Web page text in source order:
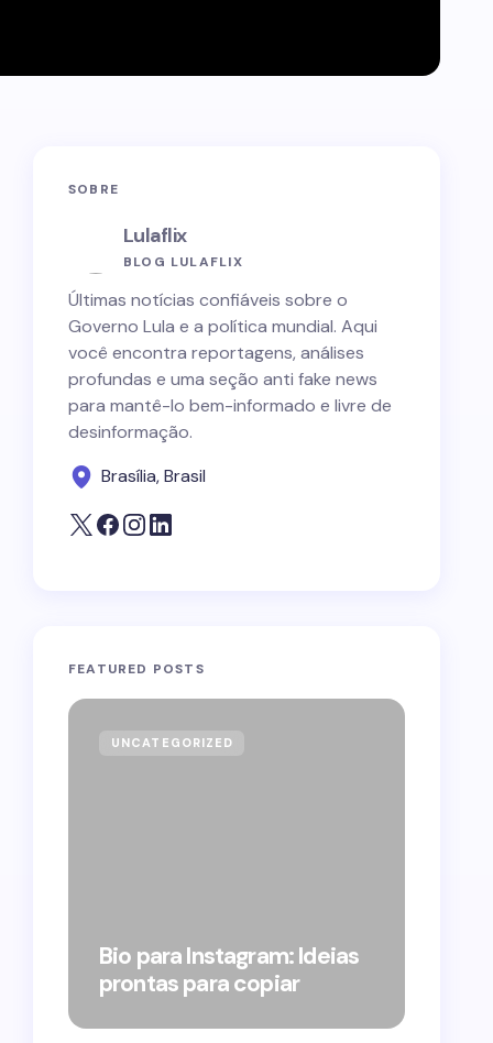
SOBRE
Lulaflix
BLOG LULAFLIX
Últimas notícias confiáveis sobre o
Governo Lula e a política mundial. Aqui
você encontra reportagens, análises
profundas e uma seção anti fake news
para mantê-lo bem-informado e livre de
desinformação.
Brasília, Brasil
FEATURED POSTS
UNCATEGORIZED
Bio para Instagram: Ideias
prontas para copiar